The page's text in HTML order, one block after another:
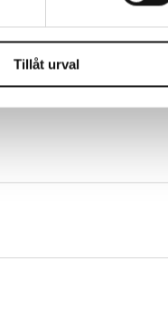
Tillåt urval
under drönarhot